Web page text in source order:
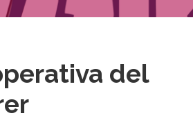
del